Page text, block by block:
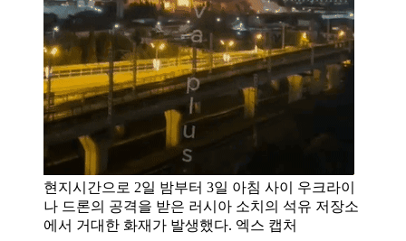
현지시간으로 2일 밤부터 3일 아침 사이 우크라이
나 드론의 공격을 받은 러시아 소치의 석유 저장소
에서 거대한 화재가 발생했다. 엑스 캡처